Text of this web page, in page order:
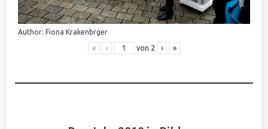
Author: Fiona Krakenbrger
« ‹ von 2 › »